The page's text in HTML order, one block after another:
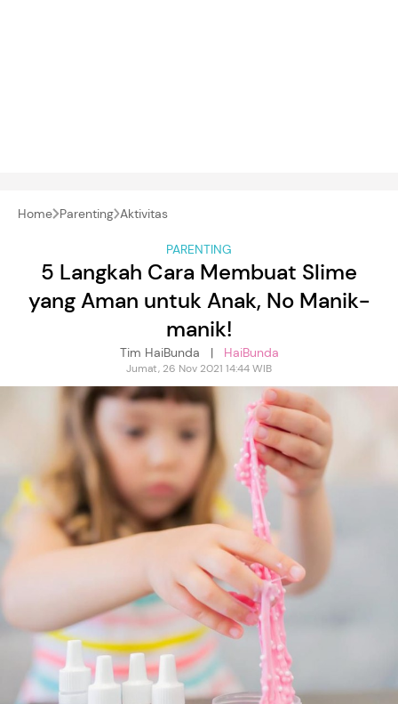
Home Parenting Aktivitas
PARENTING
5 Langkah Cara Membuat Slime
yang Aman untuk Anak, No Manik-
manik!
Tim HaiBunda | HaiBunda
Jumat, 26 Nov 2021 14:44 WIB